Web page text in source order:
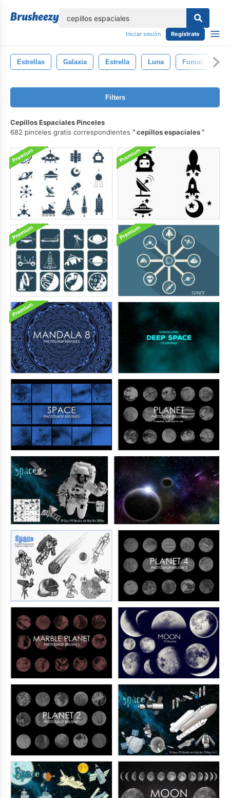
Iniciar sesión Regístrate
Estrellas Galaxia Estrella Luna Fumar
Filters
Cepillos Espaciales Pinceles
682 pinceles gratis correspondientes
cepillos espaciales